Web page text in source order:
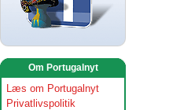
Om Portugalnyt
Læs om Portugalnyt
Privatlivspolitik